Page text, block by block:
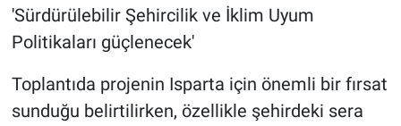
'Sürdürülebilir Şehircilik ve İklim Uyum
Politikaları güçlenecek'
Toplantıda projenin Isparta için önemli bir fırsat
sunduğu belirtilirken, özellikle şehirdeki sera